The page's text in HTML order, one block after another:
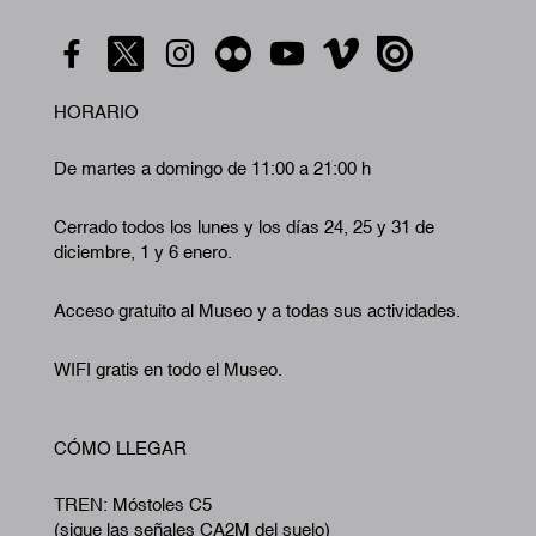
HORARIO
De martes a domingo de 11:00 a 21:00 h
Cerrado todos los lunes y los días 24, 25 y 31 de
diciembre, 1 y 6 enero.
Acceso gratuito al Museo y a todas sus actividades.
WIFI gratis en todo el Museo.
CÓMO LLEGAR
TREN: Móstoles C5
(sigue las señales CA2M del suelo)